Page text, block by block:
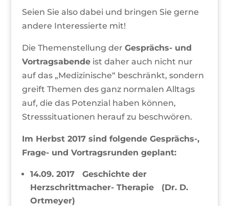
Seien Sie also dabei und bringen Sie gerne
andere Interessierte mit!
Die Themenstellung der Gesprächs- und
Vortragsabendeist daher auch nicht nur
auf das „Medizinische“ beschränkt, sondern
greift Themen des ganz normalen Alltags
auf, die das Potenzial haben können,
Stresssituationen herauf zu beschwören.
Im Herbst 2017 sind folgende Gesprächs-,
Frage- und Vortragsrunden geplant:
14.09. 2017 Geschichte der
Herzschrittmacher- Therapie (Dr. D.
Ortmeyer)